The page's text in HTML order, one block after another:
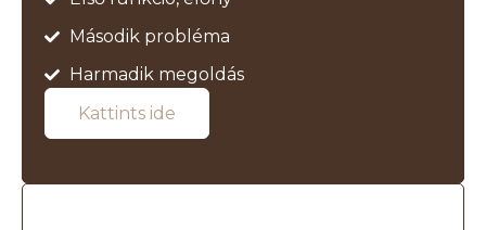
Második probléma
Harmadik megoldás
Kattints ide